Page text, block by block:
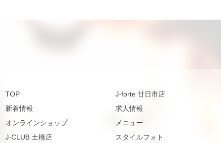
TOP
新着情報
オンラインショップ
J-CLUB 土橋店
J-forte 廿日市店
求人情報
メニュー
スタイルフォト